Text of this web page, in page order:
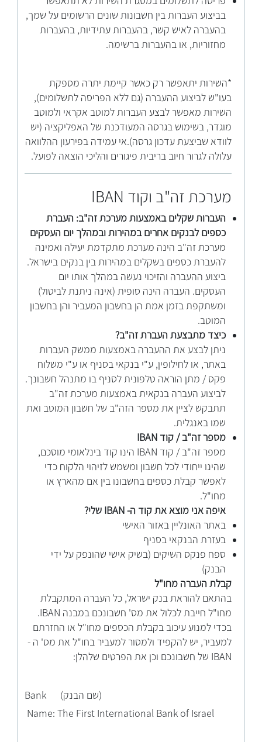
בביצוע העברות בין חשבונות שונים הרשומים על שמך,
בהעברה לאיש קשר, בהעברות עתידיות, בהעברות
מחזוריות, או בהעברות ברשימה.
​​*השירות יתאפשר רק כאשר קיימת יתרה מספקת
בעו"ש לביצוע ההעברה (גם ללא הפריסה לתשלומים),
השירות מאפשר לבצע העברות למוטב אקראי ולמוטב
מוגדר, בשימוש בגרסה המעודכנת של האפליקציה (יש
לוודא שביצעת עדכון גרסה).אי עמידה בפירעון ההלוואה
עלולה לגרור חיוב בריבית פיגורים והליכי הוצאה לפועל.
מערכת זה"ב וקוד IBAN
​העברות שקלים באמצעות מערכת זה"ב: העברת
כספים לבנקים אחרים במהירות ובמהלך יום העסקים
מערכת זה"ב הינה מערכת מתקדמת יעילה ואמינה
להעברת כספים בשקלים במהירות בין בנקים בישראל.
ביצוע ההעברה והזיכוי נעשה במהלך אותו יום
העסקים. העברה הינה סופית (אינה ניתנת לביטול)
ומשתקפת בזמן אמת הן בחשבון המעביר והן בחשבון
המוטב.
כיצד מתבצעת העברת זה"ב?
ניתן לבצע את ההעברה באמצעות ממשק העברות
באתר, או לחילופין, ע"י בנקאי בסניף או ע"י משלוח
פקס / מתן הוראה טלפונית לסניף בו מתנהל חשבונך.
לביצוע העברה בנקאית באמצעות מערכת זה"ב
תתבקש לציין את מספר הזה"ב של חשבון המוטב ואת
שמו באנגלית.
מספר זה"ב / קוד IBAN
מספר זה"ב / קוד IBAN הינו קוד בינלאומי מוסכם,
שהינו ייחודי לכל חשבון ומשמש לזיהוי הלקוח כדי
לאפשר קבלת כספים בחשבונו בין אם מהארץ או
מחו"ל.
איפה אני מוצא את קוד ה- IBAN שלי?
באתר האונליין באזור האישי
בעזרת הבנקאי בסניף
ספח פנקס השיקים (בשיק אישי שהונפק על ידי
הבנק)
קבלת העברה מחו"ל
בהתאם להוראת בנק ישראל, כל העברה המתקבלת
מחו"ל חייבת לכלול את מס' חשבונכם במבנה IBAN.
בכדי למנוע עיכוב בקבלת הכספים מחו"ל או החזרתם
למעביר, יש להקפיד ולמסור למעביר בחו"ל את מס' ה -
IBAN של חשבונכם וכן את הפרטים שלהלן:
(שם הבנק) Bank
Name: The First International Bank of Israel